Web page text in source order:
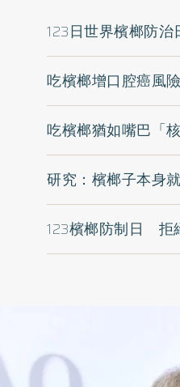
123日世界檳榔防
吃檳榔增口腔癌風
吃檳榔猶如嘴巴「
研究：檳榔子本身
123檳榔防制日 拒